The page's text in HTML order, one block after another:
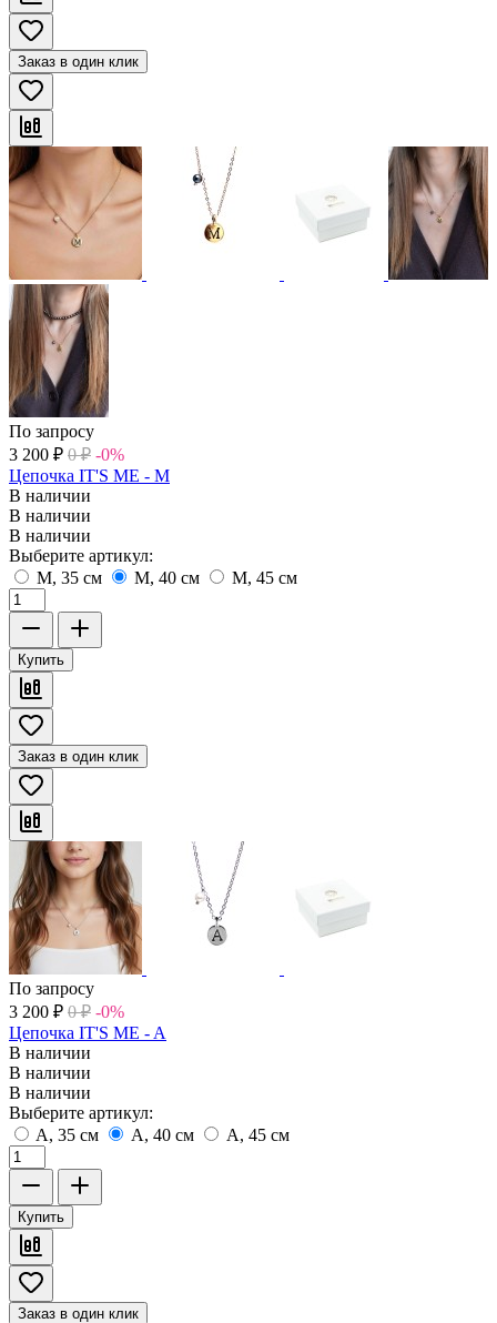
Заказ в один клик
По запросу
3 200 ₽ 0 ₽ -0%
Цепочка IT'S ME - M
В наличии
В наличии
В наличии
Выберите артикул:
M, 35 см
M, 40 см M, 45 см
Купить
Заказ в один клик
По запросу
3 200 ₽ 0 ₽ -0%
Цепочка IT'S ME - A
В наличии
В наличии
В наличии
Выберите артикул:
A, 35 см
A, 40 см A, 45 см
Купить
Заказ в один клик